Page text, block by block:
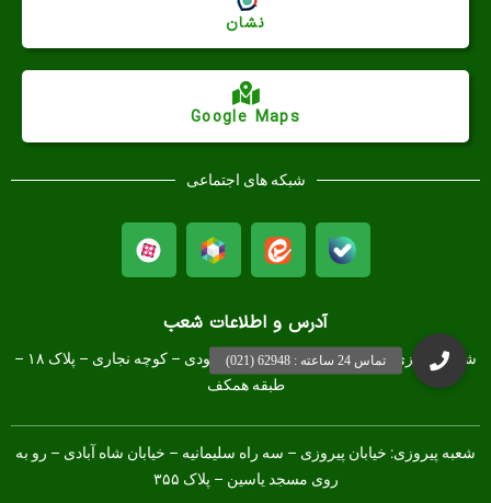
آدرس و اطلاعات شعب
شعبه مرکزی :
ستارخان – بین شادمهر و بهبودی – کوچه نجاری – پلاک ۱۸ –
طبقه همکف
شعبه پیروزی: خیابان پیروزی – سه راه سلیمانیه – خیابان شاه آبادی – رو به
روی مسجد یاسین – پلاک ۳۵۵
Google Maps
نشان
شبکه های اجتماعی